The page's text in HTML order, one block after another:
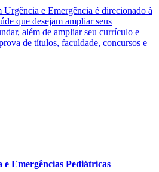
e Emergência é direcionado à
que desejam ampliar seus
além de ampliar seu currículo e
de títulos, faculdade, concursos e
Emergências Pediátricas